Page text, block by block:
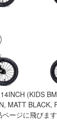
(KIDS
MATT BLACK,
ージに飛びます